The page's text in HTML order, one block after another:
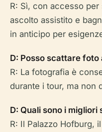
R: Sì, con accesso
ascolto assistito e
in anticipo per
D: Posso scattare
R: La fotografia è
durante i tour, ma non
D: Quali sono i
R: Il Palazzo Hofburg,